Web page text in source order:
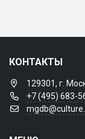
КОНТАКТЫ
129301, г.
+7 (495) 683-